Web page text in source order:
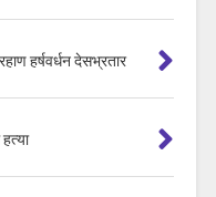
हर्षवर्धन देसभ्रतार